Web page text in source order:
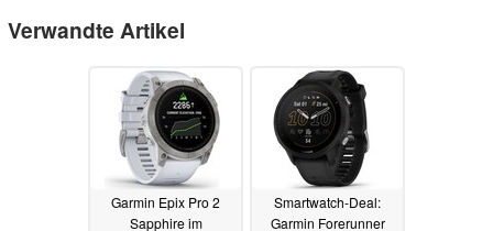
Verwandte Artikel
Garmin Epix Pro 2
Sapphire im
Smartwatch-Deal:
Garmin Forerunner